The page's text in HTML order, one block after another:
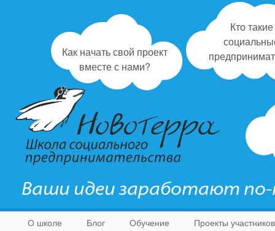
Как начать свой проект
вместе с нами?
Кто такие
Ваши идеи заработают
О школе Блог Обучение Проекты участников